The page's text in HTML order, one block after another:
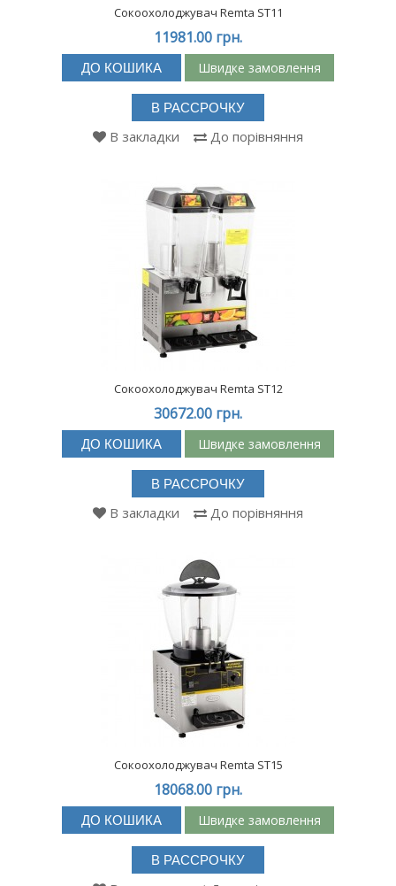
Сокоохолоджувач Remta ST11
11981.00 грн.
ДО КОШИКА Швидке замовлення
В РАССРОЧКУ
В закладки До порівняння
Сокоохолоджувач Remta ST12
30672.00 грн.
ДО КОШИКА Швидке замовлення
В РАССРОЧКУ
В закладки До порівняння
Сокоохолоджувач Remta ST15
18068.00 грн.
ДО КОШИКА Швидке замовлення
В РАССРОЧКУ